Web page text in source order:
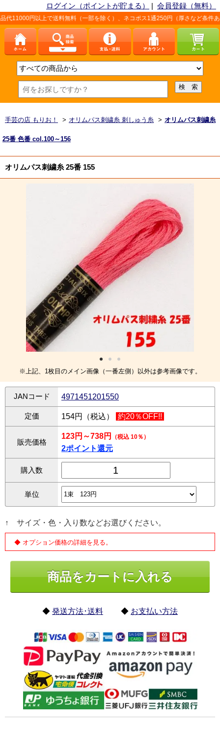
ログイン（ポイントが貯まる） | 会員登録（無料）
上で送料無料（一部を除く）、ネコポス1通250円（厚さなど条件あり）。詳し
手芸の店 もりお！ > オリムパス刺繍糸 刺しゅう糸 > オリムパス刺繍糸
25番 色番 col.100～156
オリムパス刺繍糸 25番 155
※上記、1枚目のメイン画像（一番左側）以外は参考画像です。
JANコード 4971451201550
定価 154円（税込） 約20％OFF!!
販売価格
123円～738円 （税込 10％）
2ポイント還元
購入数
単位
↑ サイズ・色・入り数などお選びください。
◆ オプション価格の詳細を見る。
◆ 発送方法･送料 ◆ お支払い方法